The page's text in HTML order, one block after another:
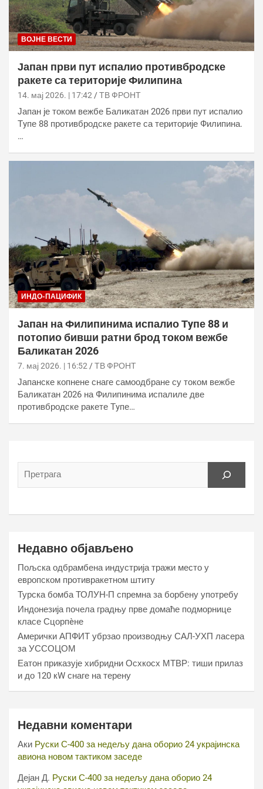
ВОЈНЕ ВЕСТИ
Јапан први пут испалио противбродске
ракете са територије Филипина
14. мај 2026. | 17:42 ТВ ФРОНТ
Јапан је током вежбе Баликатан 2026 први пут испалио
Тyпе 88 противбродске ракете са територије Филипина.
…
ИНДО-ПАЦИФИК
Јапан на Филипинима испалио Тyпе 88 и
потопио бивши ратни брод током вежбе
Баликатан 2026
7. мај 2026. | 16:52 ТВ ФРОНТ
Јапанске копнене снаге самоодбране су током вежбе
Баликатан 2026 на Филипинима испалиле две
противбродске ракете Тyпе…
Недавно објављено
Пољска одбрамбена индустрија тражи место у
европском противракетном штиту
Турска бомба ТОЛУН-П спремна за борбену употребу
Индонезија почела градњу прве домаће подморнице
класе Сцорпèне
Амерички АПФИТ убрзао производњу САЛ-УХП ласера
за УССОЦОМ
Еатон приказује хибридни Осхкосх МТВР: тиши прилаз
и до 120 кW снаге на терену
Недавни коментари
Аки Руски С-400 за недељу дана оборио 24 украјинска
авиона новом тактиком заседе
Дејан Д. Руски С-400 за недељу дана оборио 24